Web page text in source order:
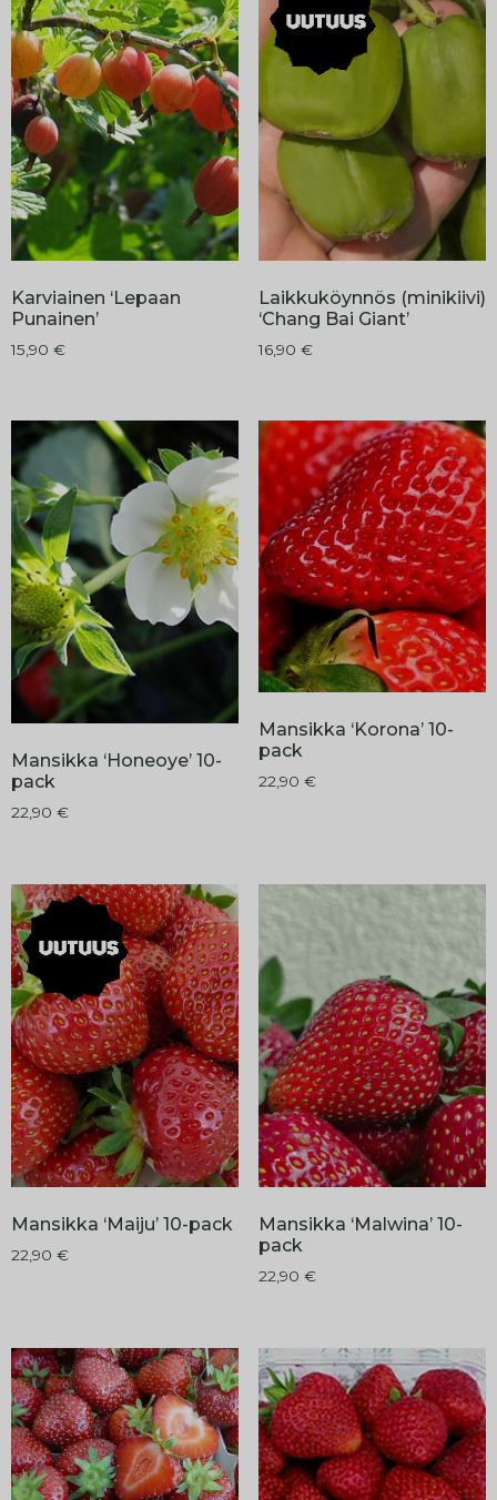
Karviainen ‘Lepaan
Punainen’
15,90 €
Laikkuköynnös (minikiivi)
‘Chang Bai Giant’
16,90 €
Mansikka ‘Honeoye’ 10-
pack
22,90 €
Mansikka ‘Korona’ 10-
pack
22,90 €
Mansikka ‘Maiju’ 10-pack
22,90 €
Mansikka ‘Malwina’ 10-
pack
22,90 €